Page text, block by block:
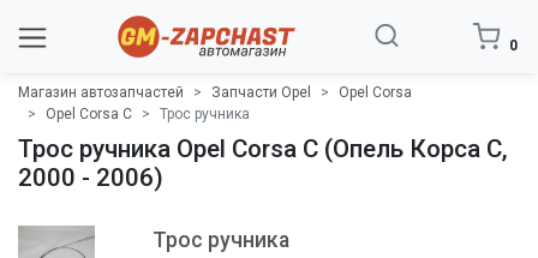
0
Магазин автозапчастей Запчасти Opel
Opel Corsa
Opel Corsa C
Трос ручника
Трос ручника Opel Corsa C (Опель Корса C,
2000 - 2006)
Трос ручника